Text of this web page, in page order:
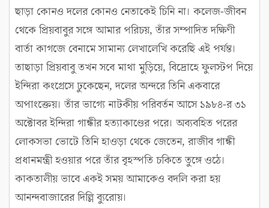
ছাড়া কোনও দলের কোনও নেতাকেই চিনি না। কলেজ-জীবন
থেকে প্রিয়বাবুর সঙ্গে আমার পরিচয়, তাঁর সম্পাদিত দক্ষিণী
বার্তা কাগজে বেনামে সামান্য লেখালেখি করেছি এই পর্যন্ত।
তাছাড়া প্রিয়বাবু তখন সবে মাথা মুড়িয়ে, বিদ্রোহে ফুলস্টপ দিয়ে
ইন্দিরা কংগ্রেসে ঢুকেছেন, দলের অন্দরে তিনি একবারে
অপাংক্তেয়। তাঁর ভাগ্যে নাটকীয় পরিবর্তন আসে ১৯৮৪-র ৩১
অক্টোবর ইন্দিরা গান্ধীর হত্যাকাণ্ডের পরে। অব্যবহিত পরের
লোকসভা ভোটে তিনি হাওড়া থেকে জেতেন, রাজীব গান্ধী
প্রধানমন্ত্রী হওয়ার পরে তাঁর বৃহস্পতি চকিতে তুঙ্গে ওঠে।
কাকতালীয় ভাবে একই সময় আমাকেও বদলি করা হয়
আনন্দবাজারের দিল্লি ব্যুরোয়।